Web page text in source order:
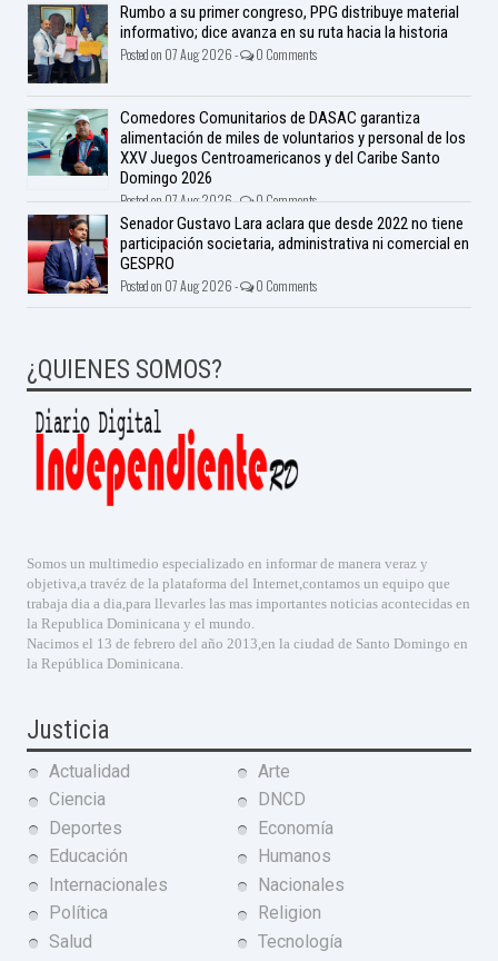
Rumbo a su primer congreso, PPG distribuye material
informativo; dice avanza en su ruta hacia la historia
Posted on 07 Aug 2026 - 0 Comments
Comedores Comunitarios de DASAC garantiza
alimentación de miles de voluntarios y personal de los
XXV Juegos Centroamericanos y del Caribe Santo
Domingo 2026
Posted on 07 Aug 2026 - 0 Comments
Senador Gustavo Lara aclara que desde 2022 no tiene
participación societaria, administrativa ni comercial en
GESPRO
Posted on 07 Aug 2026 - 0 Comments
¿QUIENES SOMOS?
Somos un multimedio especializado en informar de manera veraz y
objetiva,a travéz de la plataforma del Internet,contamos un equipo que
trabaja dia a dia,para llevarles las mas importantes noticias acontecidas en
la Republica Dominicana y el mundo.
Nacimos el 13 de febrero del año 2013,en la ciudad de Santo Domingo en
la República Dominicana.
Justicia
Actualidad
Arte
Ciencia
DNCD
Deportes
Economía
Educación
Humanos
Internacionales
Nacionales
Política
Religion
Salud
Tecnología